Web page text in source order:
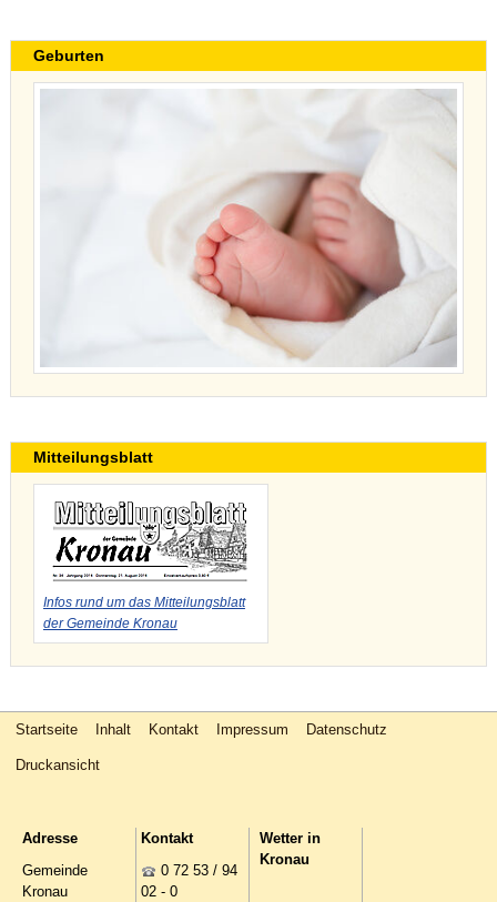
Geburten
Mitteilungsblatt
Infos rund um das Mitteilungsblatt
der Gemeinde Kronau
Startseite Inhalt Kontakt Impressum Datenschutz
Druckansicht
Adresse
Gemeinde
Kronau
Kontakt
0 72 53 / 94
02 - 0
Wetter in
Kronau